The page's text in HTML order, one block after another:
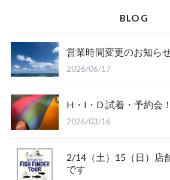
Salty Crew
Glove
BLOG
営業時間変更のお知ら
2026/06/17
H・I・D 試着・予約会
2026/03/16
2/14（土）15（日）店
です